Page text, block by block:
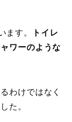
ます。
トイレ
ワーのような
わけではなく
た。